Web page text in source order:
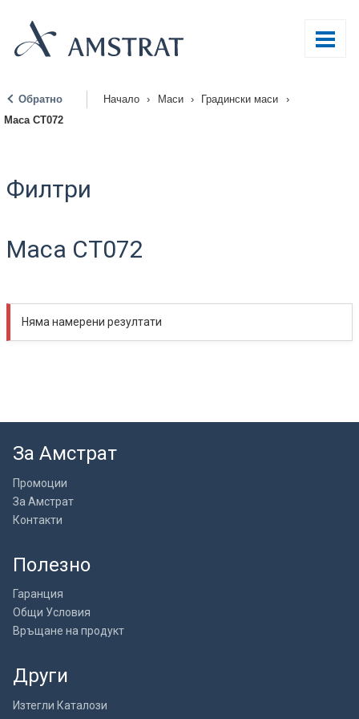
Обратно Начало › Маси › Градински маси
›
Маса CT072
Филтри
Маса CT072
Няма намерени резултати
За Амстрат
Промоции
За Амстрат
Контакти
Полезно
Гаранция
Общи Условия
Връщане на продукт
Други
Изтегли Каталози